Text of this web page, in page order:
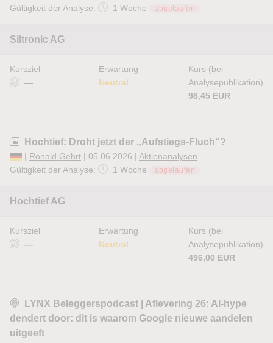
Gültigkeit der Analyse:
1 Woche abgelaufen
Siltronic AG
Kursziel
—
Erwartung
Neutral
Kurs (bei
Analysepublikation)
98,45 EUR
Hochtief: Droht jetzt der „Aufstiegs-Fluch“?
| Ronald Gehrt | 05.06.2026 | Aktienanalysen
Gültigkeit der Analyse:
1 Woche abgelaufen
Hochtief AG
Kursziel
—
Erwartung
Neutral
Kurs (bei
Analysepublikation)
496,00 EUR
LYNX Beleggerspodcast | Aflevering 26: AI-hype
dendert door: dit is waarom Google nieuwe aandelen
uitgeeft